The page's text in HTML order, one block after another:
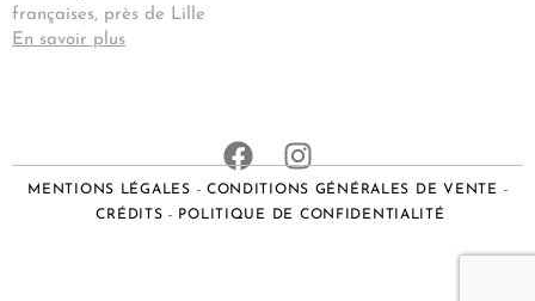
françaises, près de Lille
En savoir plus
MENTIONS LÉGALES
CONDITIONS GÉNÉRALES DE VENTE
CRÉDITS
POLITIQUE DE CONFIDENTIALITÉ